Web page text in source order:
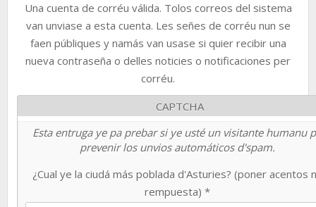
Una cuenta de corréu válida. Tolos correos del sistema
van unviase a esta cuenta. Les señes de corréu nun se
faen públiques y namás van usase si quier recibir una
nueva contraseña o delles noticies o notificaciones per
corréu.
CAPTCHA
Esta entruga ye pa prebar si ye usté un visitante humanu
prevenir los unvios automáticos d'spam.
¿Cual ye la ciudá más poblada d'Asturies? (poner acentos
rempuesta) *